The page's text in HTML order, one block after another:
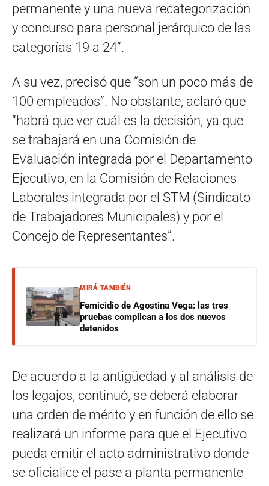
permanente y una nueva recategorización
y concurso para personal jerárquico de las
categorías 19 a 24”.
A su vez, precisó que “son un poco más de
100 empleados”. No obstante, aclaró que
“habrá que ver cuál es la decisión, ya que
se trabajará en una Comisión de
Evaluación integrada por el Departamento
Ejecutivo, en la Comisión de Relaciones
Laborales integrada por el STM (Sindicato
de Trabajadores Municipales) y por el
Concejo de Representantes”.
MIRÁ TAMBIÉN
Femicidio de Agostina Vega: las tres
pruebas complican a los dos nuevos
detenidos
De acuerdo a la antigüedad y al análisis de
los legajos, continuó, se deberá elaborar
una orden de mérito y en función de ello se
realizará un informe para que el Ejecutivo
pueda emitir el acto administrativo donde
se oficialice el pase a planta permanente